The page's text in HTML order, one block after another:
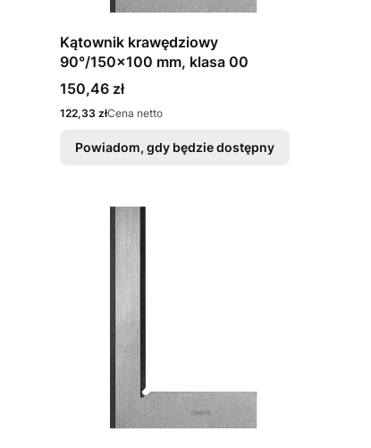
Kątownik krawędziowy
90°/150x100 mm, klasa 00
Cena
150,46 zł
Cena
122,33 złCena netto
Powiadom, gdy będzie dostępny